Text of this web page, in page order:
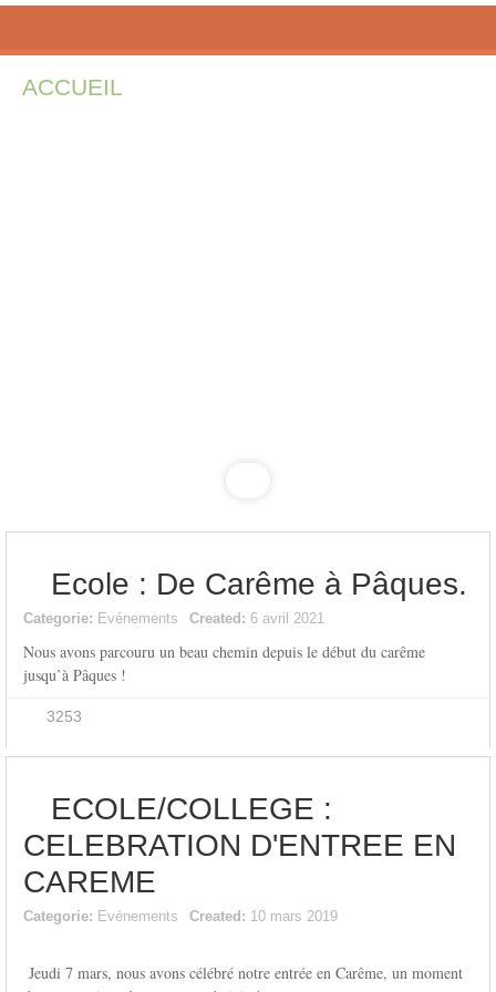
ACCUEIL
Ecole : De Carême à Pâques.
Categorie: Evénements Created: 6 avril 2021
Nous avons parcouru un beau chemin depuis le début du carême
jusqu’à Pâques !
3253
ECOLE/COLLEGE :
CELEBRATION D'ENTREE EN
CAREME
Categorie: Evénements Created: 10 mars 2019
Jeudi 7 mars, nous avons célébré notre entrée en Carême, un moment